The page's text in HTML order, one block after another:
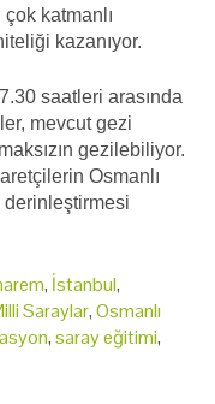
katmanlı
kazanıyor.
saatleri arasında
mevcut gezi
gezilebiliyor.
Osmanlı
derinleştirmesi
, İstanbul,
Saraylar,Osmanlı
,saray eğitimi,